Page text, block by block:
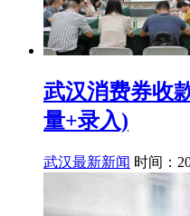
武汉消费券收
量+录入)
武汉最新新闻 时间：